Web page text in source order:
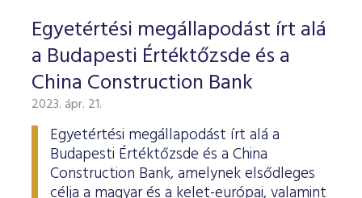
Egyetértési megállapodást írt alá
a Budapesti Értéktőzsde és a
China Construction Bank
2023. ápr. 21.
Egyetértési megállapodást írt alá a
Budapesti Értéktőzsde és a China
Construction Bank, amelynek elsődleges
célja a magyar és a kelet-európai, valamint